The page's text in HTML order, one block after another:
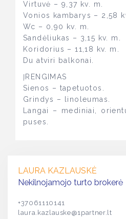
Virtuvė – 9,37 kv. m.
Vonios kambarys – 2,58
Wc – 0,90 kv. m.
Sandėliukas – 3,15 kv. m.
Koridorius – 11,18 kv. m.
Du atviri balkonai.
ĮRENGIMAS
Sienos – tapetuotos.
Grindys – linoleumas.
Langai – mediniai,
puses.
LAURA KAZLAUSKĖ
Nekilnojamojo turto brokerė
+37061110141
laura.kazlauske@1partner.lt